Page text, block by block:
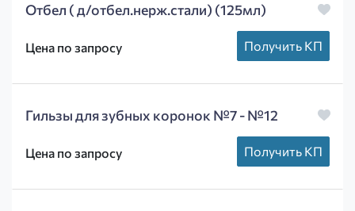
Отбел ( д/отбел.нерж.стали) (125мл)
Цена по запросу Получить КП
Гильзы для зубных коронок №7 - №12
Цена по запросу Получить КП